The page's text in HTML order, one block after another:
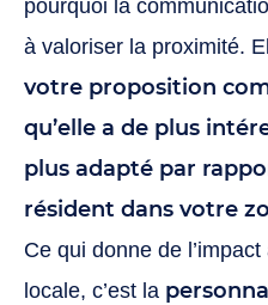
pourquoi la
à valoriser la proximité.
votre proposition
qu’elle a de plus
plus adapté par
résident dans votre
Ce qui donne de
locale, c’est la